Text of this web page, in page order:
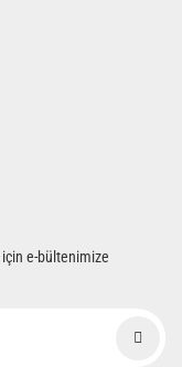
e-bültenimize